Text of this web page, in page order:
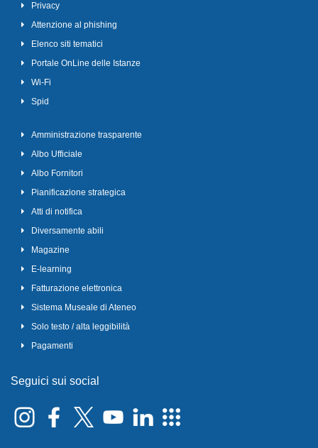
Privacy
Attenzione al phishing
Elenco siti tematici
Portale OnLine delle Istanze
Wi-Fi
Spid
Amministrazione trasparente
Albo Ufficiale
Albo Fornitori
Pianificazione strategica
Atti di notifica
Diversamente abili
Magazine
E-learning
Fatturazione elettronica
Sistema Museale di Ateneo
Solo testo / alta leggibilità
Pagamenti
Seguici sui social